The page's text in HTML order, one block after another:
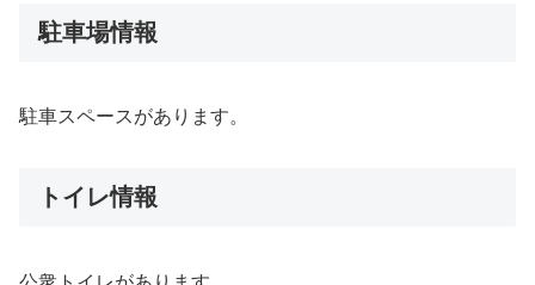
駐車場情報
駐車スペースがあります。
トイレ情報